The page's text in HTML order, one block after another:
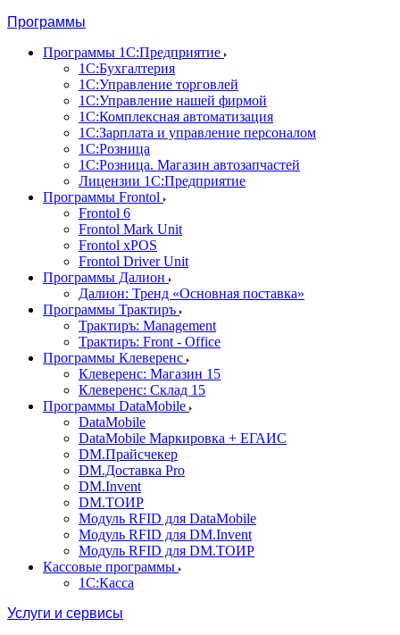
Программы
Программы 1С:Предприятие
1С:Бухгалтерия
1С:Управление торговлей
1С:Управление нашей фирмой
1С:Комплексная автоматизация
1С:Зарплата и управление персоналом
1С:Розница
1С:Розница. Магазин автозапчастей
Лицензии 1С:Предприятие
Программы Frontol
Frontol 6
Frontol Mark Unit
Frontol xPOS
Frontol Driver Unit
Программы Далион
Далион: Тренд «Основная поставка»
Программы Трактиръ
Трактиръ: Management
Трактиръ: Front - Office
Программы Клеверенс
Клеверенс: Магазин 15
Клеверенс: Склад 15
Программы DataMobile
DataMobile
DataMobile Маркировка + ЕГАИС
DM.Прайсчекер
DM.Доставка Pro
DM.Invent
DM.ТОИР
Модуль RFID для DataMobile
Модуль RFID для DM.Invent
Модуль RFID для DM.ТОИР
Кассовые программы
1С:Касса
Услуги и сервисы